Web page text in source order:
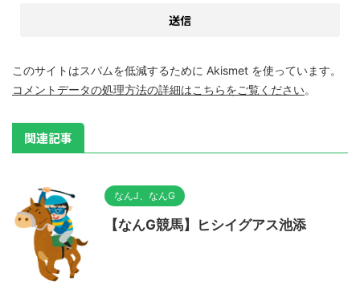
このサイトはスパムを低減するために Akismet を使っています。
コメントデータの処理方法の詳細はこちらをご覧ください。
関連記事
なんJ、なんG
【なんG競馬】ヒシイグアス池添